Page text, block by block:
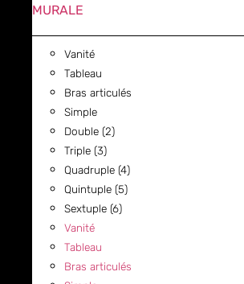
MURALE
Vanité
Tableau
Bras articulés
Simple
Double (2)
Triple (3)
Quadruple (4)
Quintuple (5)
Sextuple (6)
Vanité
Tableau
Bras articulés